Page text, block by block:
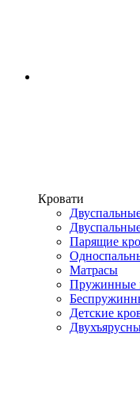
Кровати
Парящие
Матрасы
Пружинные
Детские